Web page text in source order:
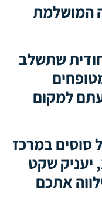
המושלמת
שתשלב
למקום
סוסים במרכז
שקט
אתכם